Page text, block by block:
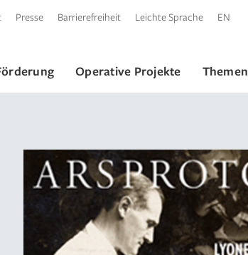
Presse Barrierefreiheit Leichte Sprache EN
Operative Projekte Themen